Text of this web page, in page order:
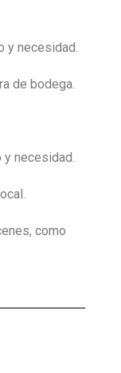
y necesidad.
de bodega.
necesidad.
como